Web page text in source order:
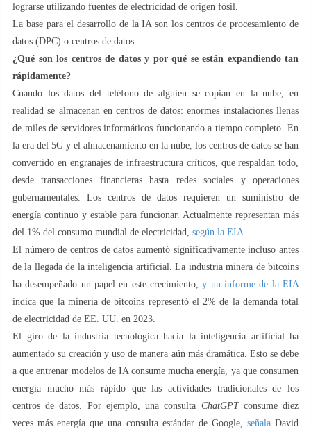
lograrse utilizando fuentes de electricidad de origen fósil.
La base para el desarrollo de la IA son los centros de procesamiento de
datos (DPC) o centros de datos.
¿Qué son los centros de datos y por qué se están expandiendo tan
rápidamente?
Cuando los datos del teléfono de alguien se copian en la nube, en
realidad se almacenan en centros de datos: enormes instalaciones llenas
de miles de servidores informáticos funcionando a tiempo completo. En
la era del 5G y el almacenamiento en la nube, los centros de datos se han
convertido en engranajes de infraestructura críticos, que respaldan todo,
desde transacciones financieras hasta redes sociales y operaciones
gubernamentales. Los centros de datos requieren un suministro de
energía continuo y estable para funcionar. Actualmente representan más
del 1% del consumo mundial de electricidad, según la EIA.
El número de centros de datos aumentó significativamente incluso antes
de la llegada de la inteligencia artificial. La industria minera de bitcoins
ha desempeñado un papel en este crecimiento,y un informe de la EIA
indica que la minería de bitcoins representó el 2% de la demanda total
de electricidad de EE. UU. en 2023.
El giro de la industria tecnológica hacia la inteligencia artificial ha
aumentado su creación y uso de manera aún más dramática. Esto se debe
a que entrenar modelos de IA consume mucha energía, ya que consumen
energía mucho más rápido que las actividades tradicionales de los
centros de datos. Por ejemplo, una consulta ChatGPTconsume diez
veces más energía que una consulta estándar de Google, señalaDavid